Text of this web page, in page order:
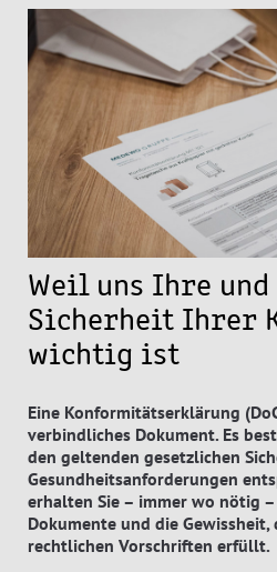
Weil uns Ihre und
Sicherheit Ihrer
wichtig ist
Eine Konformitätserklärung
verbindliches Dokument. Es
den geltenden gesetzlichen
Gesundheitsanforderungen
erhalten Sie – immer wo nötig
Dokumente und die
rechtlichen Vorschriften erfüllt.